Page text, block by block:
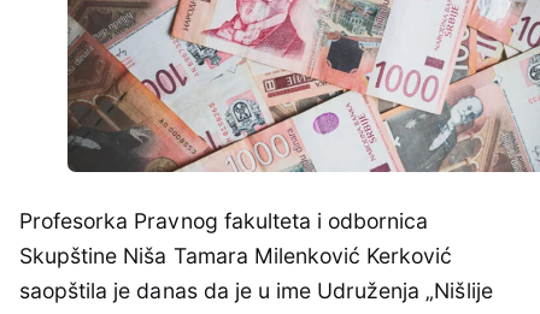
Profesorka Pravnog fakulteta i odbornica
Skupštine Niša Tamara Milenković Kerković
saopštila je danas da je u ime Udruženja „Nišlije